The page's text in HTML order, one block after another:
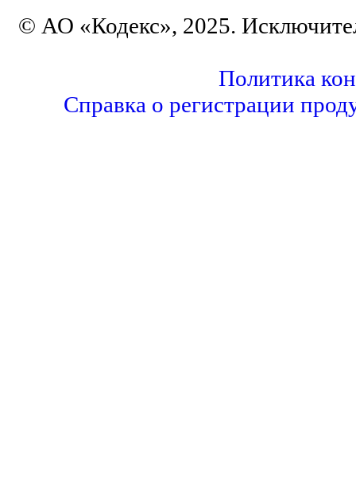
© АО «Кодекс», 2025.
Политика
Справка о регистрации